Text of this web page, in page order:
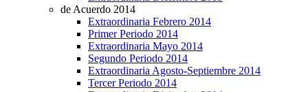
de Acuerdo 2014
Extraordinaria Febrero 2014
Primer Periodo 2014
Extraordinaria Mayo 2014
Segundo Periodo 2014
Extraordinaria Agosto-Septiembre 2014
Tercer Periodo 2014